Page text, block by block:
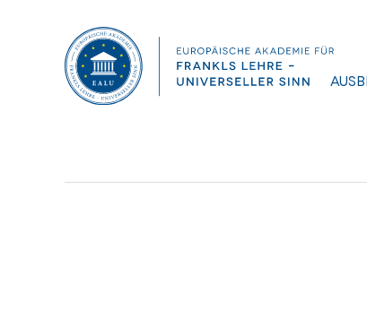
Diplomarbeit, Noormofidi Nadja
Dateigröße: 1.49 MBDateiformat :